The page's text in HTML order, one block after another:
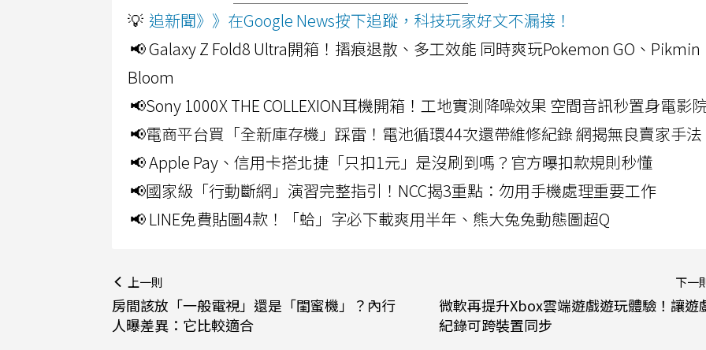
💡 追新聞》》在Google News按下追蹤，科技玩家好文不漏接！
📢 Galaxy Z Fold8 Ultra開箱！摺痕退散、多工效能 同時爽玩Pokemon GO、Pikmin
Bloom
📢Sony 1000X THE COLLEXION耳機開箱！工地實測降噪效果 空間音訊秒置身電影
📢電商平台買「全新庫存機」踩雷！電池循環44次還帶維修紀錄 網揭無良賣家手法
📢 Apple Pay、信用卡搭北捷「只扣1元」是沒刷到嗎？官方曝扣款規則秒懂
📢國家級「行動斷網」演習完整指引！NCC揭3重點：勿用手機處理重要工作
📢 LINE免費貼圖4款！「蛤」字必下載爽用半年、熊大兔兔動態圖超Q
上一則
房間該放「一般電視」還是「閨蜜機」？內行
人曝差異：它比較適合
下一
微軟再提升Xbox雲端遊戲遊玩體驗！讓遊
紀錄可跨裝置同步